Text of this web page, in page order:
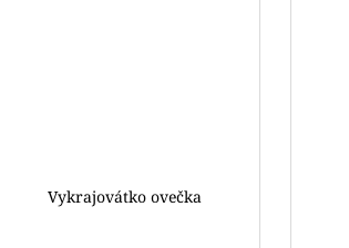
Vykrajovátko ovečka